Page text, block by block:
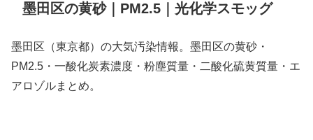
墨田区の黄砂｜PM2.5｜光化学スモッグ
墨田区（東京都）の大気汚染情報。墨田区の黄砂・
PM2.5・一酸化炭素濃度・粉塵質量・二酸化硫黄質量・エ
アロゾルまとめ。